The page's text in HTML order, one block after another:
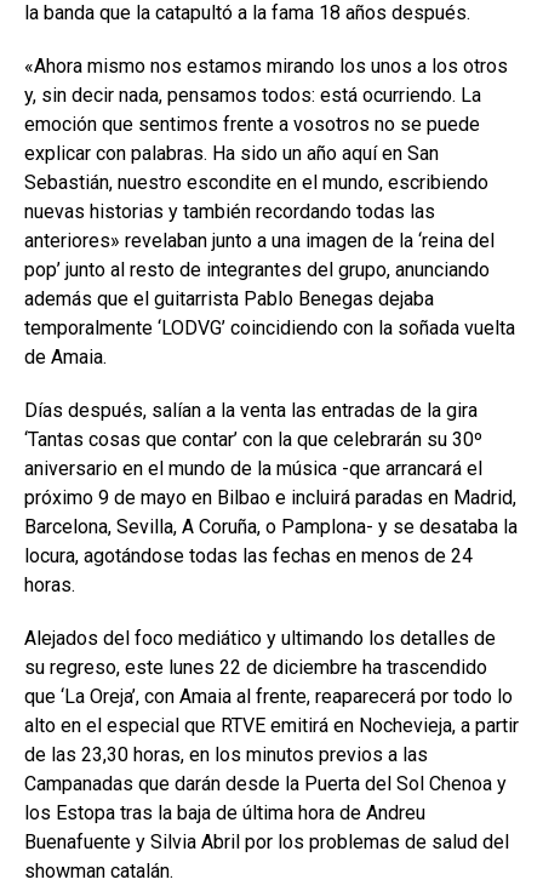
la banda que la catapultó a la fama 18 años después.
«Ahora mismo nos estamos mirando los unos a los otros
y, sin decir nada, pensamos todos: está ocurriendo. La
emoción que sentimos frente a vosotros no se puede
explicar con palabras. Ha sido un año aquí en San
Sebastián, nuestro escondite en el mundo, escribiendo
nuevas historias y también recordando todas las
anteriores» revelaban junto a una imagen de la ‘reina del
pop’ junto al resto de integrantes del grupo, anunciando
además que el guitarrista Pablo Benegas dejaba
temporalmente ‘LODVG’ coincidiendo con la soñada vuelta
de Amaia.
Días después, salían a la venta las entradas de la gira
‘Tantas cosas que contar’ con la que celebrarán su 30º
aniversario en el mundo de la música -que arrancará el
próximo 9 de mayo en Bilbao e incluirá paradas en Madrid,
Barcelona, Sevilla, A Coruña, o Pamplona- y se desataba la
locura, agotándose todas las fechas en menos de 24
horas.
Alejados del foco mediático y ultimando los detalles de
su regreso, este lunes 22 de diciembre ha trascendido
que ‘La Oreja’, con Amaia al frente, reaparecerá por todo lo
alto en el especial que RTVE emitirá en Nochevieja, a partir
de las 23,30 horas, en los minutos previos a las
Campanadas que darán desde la Puerta del Sol Chenoa y
los Estopa tras la baja de última hora de Andreu
Buenafuente y Silvia Abril por los problemas de salud del
showman catalán.